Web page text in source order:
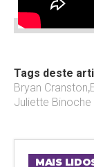
Tags deste
Bryan Cranston,
Juliette Binoche
MAIS